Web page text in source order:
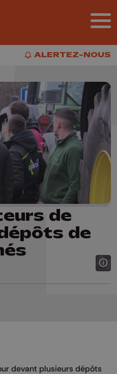
ALERTEZ-NOUS
ALERTEZ-NOUS
de
de
Whatsapp
devant plusieurs dépôts